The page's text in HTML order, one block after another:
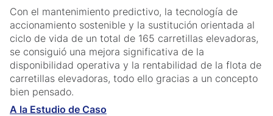
Con el mantenimiento predictivo, la tecnología de
accionamiento sostenible y la sustitución orientada al
ciclo de vida de un total de 165 carretillas elevadoras,
se consiguió una mejora significativa de la
disponibilidad operativa y la rentabilidad de la flota de
carretillas elevadoras, todo ello gracias a un concepto
bien pensado.
A la Estudio de Caso